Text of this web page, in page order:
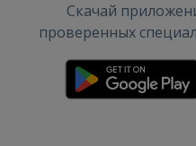
Скачай
проверенных